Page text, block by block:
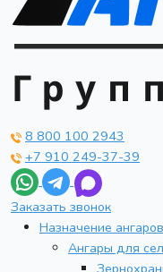
8 800 100 2943
+7 910 249-37-39
Заказать звонок
Назначение ангаров
Ангары для